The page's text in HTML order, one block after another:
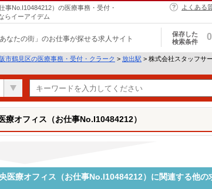
No.I10484212）の医療事務・受付・
らイーアイデム
よくある
あなたの街」のお仕事が探せる求人サイト
保存した
検索条件
0
市鶴見区の医療事務・受付・クラーク > 放出駅 > 株式会社スタッフサ
オフィス（お仕事No.I10484212）
療オフィス（お仕事No.I10484212）に関連する他の